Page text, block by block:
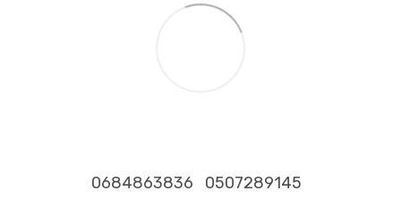
0684863836 0507289145